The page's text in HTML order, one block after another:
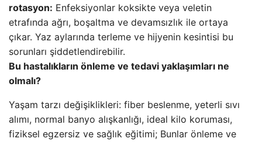
rotasyon: Enfeksiyonlar koksikte veya veletin
etrafında ağrı, boşaltma ve devamsızlık ile ortaya
çıkar. Yaz aylarında terleme ve hijyenin kesintisi bu
sorunları şiddetlendirebilir.
Bu hastalıkların önleme ve tedavi yaklaşımları ne
olmalı?
Yaşam tarzı değişiklikleri: fiber beslenme, yeterli sıvı
alımı, normal banyo alışkanlığı, ideal kilo koruması,
fiziksel egzersiz ve sağlık eğitimi; Bunlar önleme ve